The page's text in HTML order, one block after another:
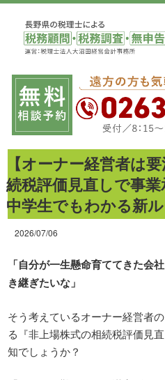
【オーナー経営者は
続税評価見直しで事
中学生でもわかる新
2026/07/06
「自分が一生懸命育ててきた会
き継ぎたいな」
そう考えているオーナー経営者
る『非上場株式の相続税評価見
知でしょうか？